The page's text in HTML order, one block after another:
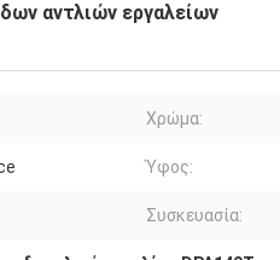
αντλιών εργαλείων
Χρώμα:
Ύφος:
Συσκευασία: